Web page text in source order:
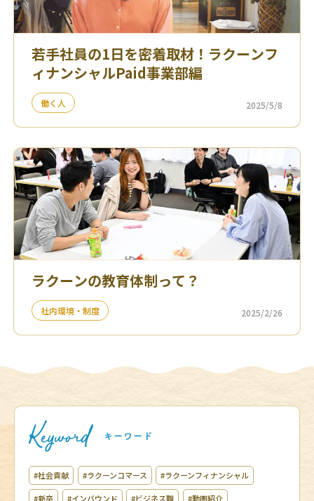
若手社員の1日を密着取材！ラクーンフ
ィナンシャルPaid事業部編
働く人 2025/5/8
ラクーンの教育体制って？
社内環境・制度 2025/2/26
#社会貢献 #ラクーンコマース #ラクーンフィナンシャル
#新卒 #インバウンド #ビジネス職 #動画紹介